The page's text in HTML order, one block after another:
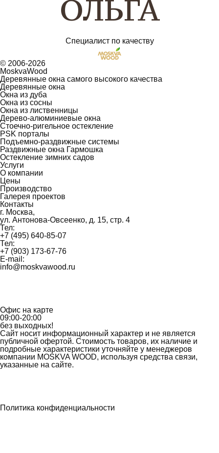
ОЛЬГА
Специалист по качеству
© 2006-2026
MoskvaWood
Деревянные окна самого высокого качества
Деревянные окна
Окна из дуба
Окна из сосны
Окна из лиственницы
Дерево-алюминиевые окна
Стоечно-ригельное остекление
PSK порталы
Подъемно-раздвижные системы
Раздвижные окна Гармошка
Остекление зимних садов
Услуги
О компании
Цены
Производство
Галерея проектов
Контакты
г. Москва,
ул. Антонова-Овсеенко, д. 15, стр. 4
Тел:
+7 (495) 640-85-07
Тел:
+7 (903) 173-67-76
E-mail:
info@moskvawood.ru
Офис на карте
09:00-20:00
без выходных!
Сайт носит информационный характер и не является
публичной офертой. Стоимость товаров, их наличие и
подробные характеристики уточняйте у менеджеров
компании MOSKVA WOOD, используя средства связи,
указанные на сайте.
Политика конфиденциальности